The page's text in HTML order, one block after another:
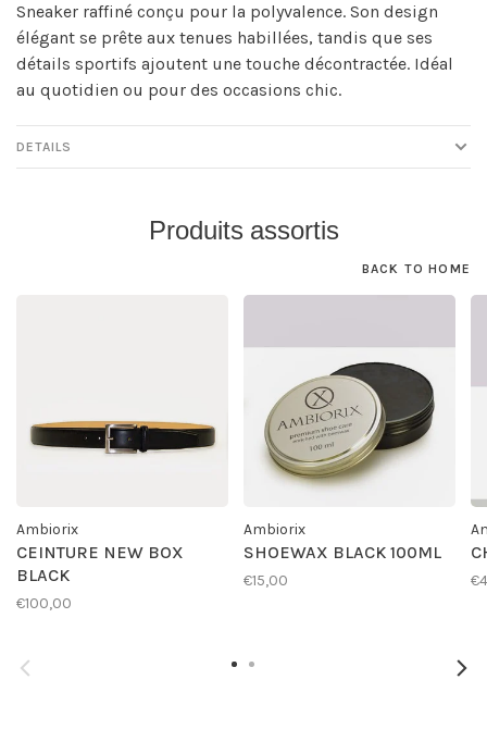
Sneaker raffiné conçu pour la polyvalence. Son design
élégant se prête aux tenues habillées, tandis que ses
détails sportifs ajoutent une touche décontractée. Idéal
au quotidien ou pour des occasions chic.
DETAILS
Produits assortis
BACK TO HOME
Ambiorix
CEINTURE NEW BOX
BLACK
€100,00
Ambiorix
SHOEWAX BLACK 100ML
€15,00